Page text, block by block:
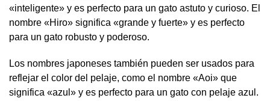
«inteligente» y es perfecto para un gato astuto y curioso. El
nombre «Hiro» significa «grande y fuerte» y es perfecto
para un gato robusto y poderoso.
Los nombres japoneses también pueden ser usados para
reflejar el color del pelaje, como el nombre «Aoi» que
significa «azul» y es perfecto para un gato con pelaje azul.